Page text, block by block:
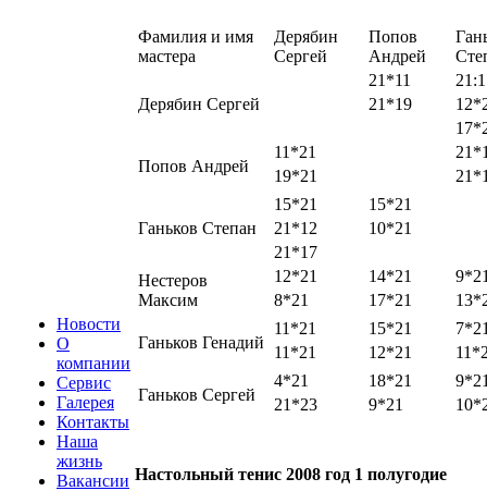
Новости
О
компании
Сервис
Галерея
Контакты
Наша
жизнь
Вакансии
Фамилия и имя
мастера
Дерябин
Сергей
Попов
Андрей
Дерябин Сергей
21*11
21*19
Попов Андрей
11*21
19*21
Ганьков Степан
15*21
15*21
21*12
10*21
21*17
Нестеров
Максим
12*21 14*21
8*21
17*21
Ганьков Генадий
11*21 15*21
11*21
12*21
Ганьков Сергей
4*21 18*21
21*23
9*21
Настольный тенис 2008 год 1 полугодие